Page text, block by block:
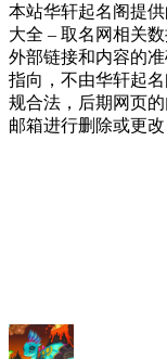
本站华轩起名阁提
大全 – 取名网相关
外部链接和内容的
指向，不由华轩起
规合法，后期网页
邮箱进行删除或更